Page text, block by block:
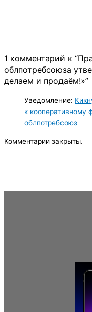
1 комментарий к
облпотребсоюза
делаем и продаём!»”
Уведомление:
к кооперативному
облпотребсоюз
Комментарии закрыты.